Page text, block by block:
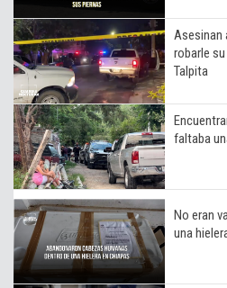
Asesinan
robarle
Talpita
faltaba
No eran
una